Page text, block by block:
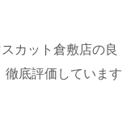
カット倉敷店の良
徹底評価しています